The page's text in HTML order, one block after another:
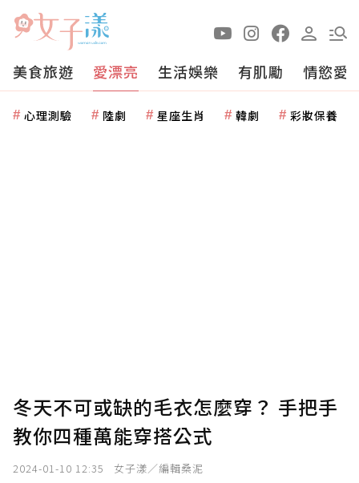
美食旅遊 愛漂亮 生活娛樂 有肌勵 情慾愛
心理測驗 陸劇 星座生肖 韓劇 彩妝保養
冬天不可或缺的毛衣怎麼穿？ 手把手
教你四種萬能穿搭公式
2024-01-10 12:35 女子漾／編輯桑泥